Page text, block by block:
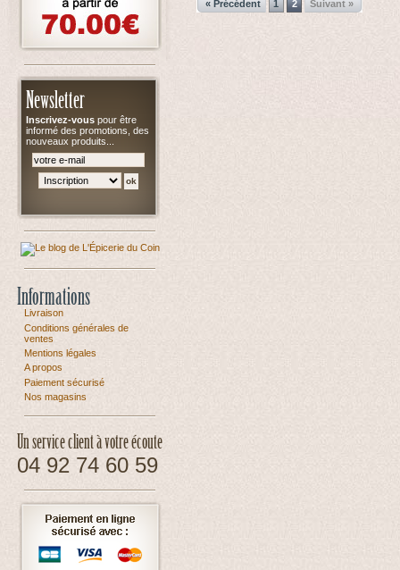
Newsletter
Inscrivez-vous pour être
informé des promotions, des
nouveaux produits...
Informations
Livraison
Conditions générales de
ventes
Mentions légales
A propos
Paiement sécurisé
Nos magasins
Un service client à votre écoute
04 92 74 60 59
« Précédent 1 2 Suivant »